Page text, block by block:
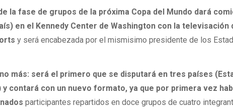
la fase de grupos de la próxima Copa del Mundo dará
en el Kennedy Center de Washington con la televisación
y será encabezada por el mismisimo presidente de los
más: será el primero que se disputará en tres países
y contará con un nuevo formato, ya que por primera vez
participantes repartidos en doce grupos de cuatro